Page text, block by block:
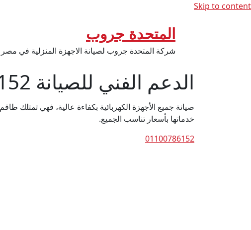
Skip to content
المتحدة جروب
شركة المتحدة جروب لصيانة الاجهزة المنزلية في مصر
الدعم الفني للصيانة 01100786152
صيانة جميع الأجهزة الكهربائية بكفاءة عالية، فهي تمتلك
خدماتها بأسعار تناسب الجميع.
01100786152